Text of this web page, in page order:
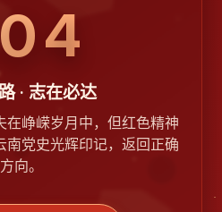
· 志在必达
在峥嵘岁月中，但红色精神
南党史光辉印记，返回正确
方向。